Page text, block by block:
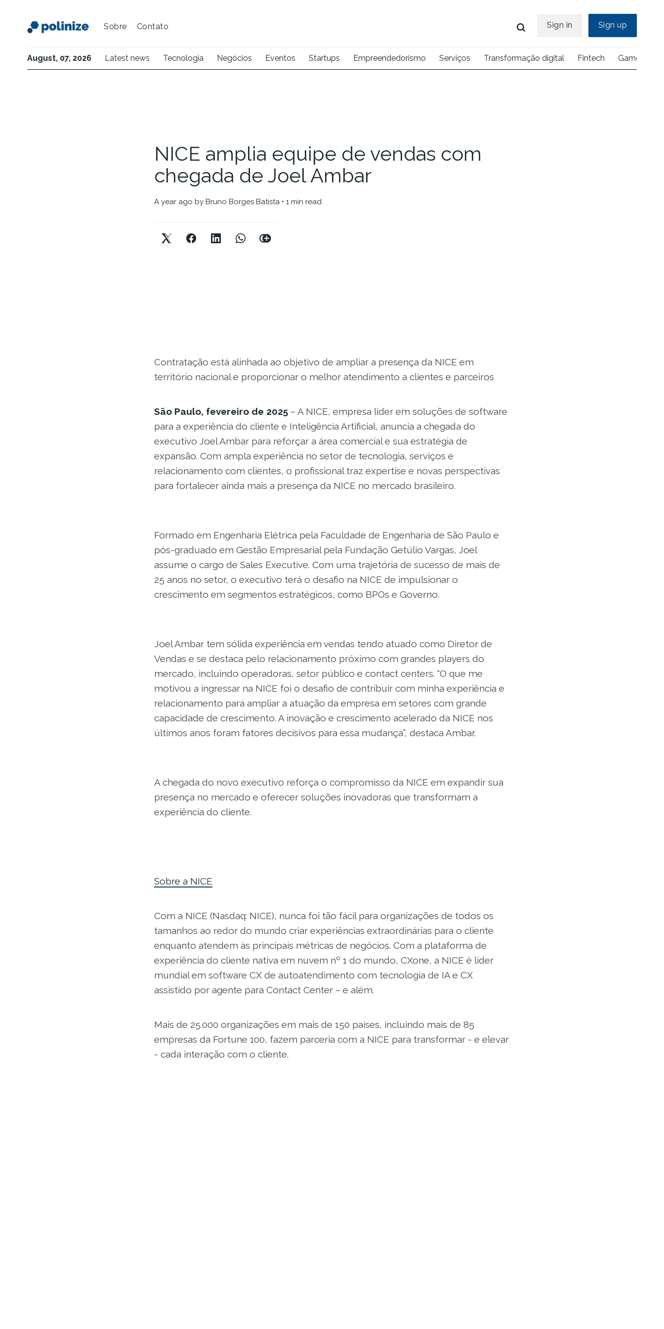
Sobre Contato Sign in Sign up
August, 07, 2026 Latest news Tecnologia Negócios Eventos Startups Empreendedorismo Serviços Transformação digital Fintech Games
NICE amplia equipe de vendas com
chegada de Joel Ambar
a year ago by Bruno Borges Batista • 1 min read
Contratação está alinhada ao objetivo de ampliar a presença da NICE em
território nacional e proporcionar o melhor atendimento a clientes e parceiros
São Paulo, fevereiro de 2025 – A NICE, empresa líder em soluções de software
para a experiência do cliente e Inteligência Artificial, anuncia a chegada do
executivo Joel Ambar para reforçar a área comercial e sua estratégia de
expansão. Com ampla experiência no setor de tecnologia, serviços e
relacionamento com clientes, o profissional traz expertise e novas perspectivas
para fortalecer ainda mais a presença da NICE no mercado brasileiro.
Formado em Engenharia Elétrica pela Faculdade de Engenharia de São Paulo e
pós-graduado em Gestão Empresarial pela Fundação Getúlio Vargas, Joel
assume o cargo de Sales Executive. Com uma trajetória de sucesso de mais de
25 anos no setor, o executivo terá o desafio na NICE de impulsionar o
crescimento em segmentos estratégicos, como BPOs e Governo.
Joel Ambar tem sólida experiência em vendas tendo atuado como Diretor de
Vendas e se destaca pelo relacionamento próximo com grandes players do
mercado, incluindo operadoras, setor público e contact centers. “O que me
motivou a ingressar na NICE foi o desafio de contribuir com minha experiência e
relacionamento para ampliar a atuação da empresa em setores com grande
capacidade de crescimento. A inovação e crescimento acelerado da NICE nos
últimos anos foram fatores decisivos para essa mudança”, destaca Ambar.
A chegada do novo executivo reforça o compromisso da NICE em expandir sua
presença no mercado e oferecer soluções inovadoras que transformam a
experiência do cliente.
Sobre a NICE
Com a NICE (Nasdaq: NICE), nunca foi tão fácil para organizações de todos os
tamanhos ao redor do mundo criar experiências extraordinárias para o cliente
enquanto atendem às principais métricas de negócios. Com a plataforma de
experiência do cliente nativa em nuvem nº 1 do mundo, CXone, a NICE é líder
mundial em software CX de autoatendimento com tecnologia de IA e CX
assistido por agente para Contact Center – e além.
Mais de 25.000 organizações em mais de 150 países, incluindo mais de 85
empresas da Fortune 100, fazem parceria com a NICE para transformar - e elevar
- cada interação com o cliente.